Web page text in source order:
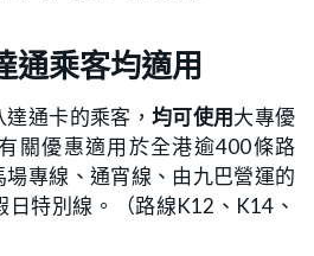
通乘客均適用
通卡的乘客， 均可使用大專優
關優惠適用於全港逾400條路
專線、通宵線、由九巴營運的
特別線。（路線K12、K14、